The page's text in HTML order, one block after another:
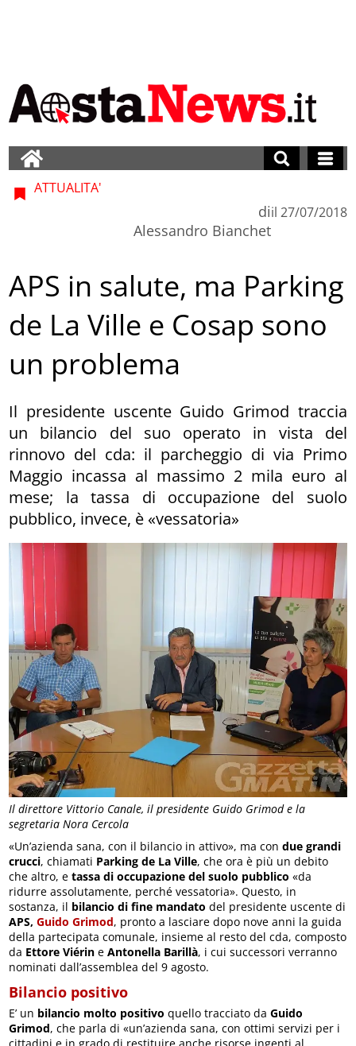
Il direttore Vittorio Canale, il presidente Guido Grimod e la
segretaria Nora Cercola
ATTUALITA'
di
Alessandro Bianchet
il 27/07/2018
APS in salute, ma Parking
de La Ville e Cosap sono
un problema
Il presidente uscente Guido Grimod traccia
un bilancio del suo operato in vista del
rinnovo del cda: il parcheggio di via Primo
Maggio incassa al massimo 2 mila euro al
mese; la tassa di occupazione del suolo
pubblico, invece, è «vessatoria»
«Un’azienda sana, con il bilancio in attivo», ma condue grandi
crucci, chiamati Parking de La Ville, che ora è più un debito
che altro, etassa di occupazione del suolo pubblico «da
ridurre assolutamente, perché vessatoria». Questo, in
sostanza, il bilancio di fine mandato del presidente uscente di
APS,Guido Grimod, pronto a lasciare dopo nove anni la guida
della partecipata comunale, insieme al resto del cda, composto
da Ettore Viérin eAntonella Barillà, i cui successori verranno
nominati dall’assemblea del 9 agosto.
Bilancio positivo
E’ un bilancio molto positivo quello tracciato daGuido
Grimod, che parla di «un’azienda sana, con ottimi servizi per i